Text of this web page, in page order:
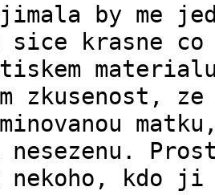
by me
sice krasne co
zkusenost,
nekoho, kdo ji